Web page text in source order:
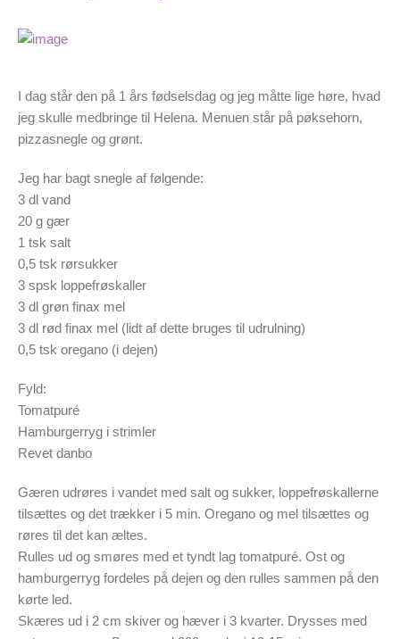
I dag står den på 1 års fødselsdag og jeg måtte lige høre, hvad
jeg skulle medbringe til Helena. Menuen står på pøksehorn,
pizzasnegle og grønt.
Jeg har bagt snegle af følgende:
3 dl vand
20 g gær
1 tsk salt
0,5 tsk rørsukker
3 spsk loppefrøskaller
3 dl grøn finax mel
3 dl rød finax mel (lidt af dette bruges til udrulning)
0,5 tsk oregano (i dejen)
Fyld:
Tomatpuré
Hamburgerryg i strimler
Revet danbo
Gæren udrøres i vandet med salt og sukker, loppefrøskallerne
tilsættes og det trækker i 5 min. Oregano og mel tilsættes og
røres til det kan æltes.
Rulles ud og smøres med et tyndt lag tomatpuré. Ost og
hamburgerryg fordeles på dejen og den rulles sammen på den
kørte led.
Skæres ud i 2 cm skiver og hæver i 3 kvarter. Drysses med